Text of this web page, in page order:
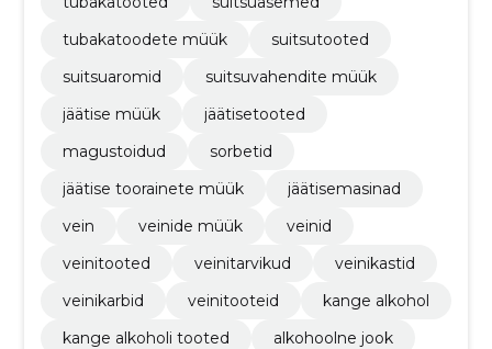
tubakatoodete müük
suitsutooted
suitsuaromid
suitsuvahendite müük
jäätise müük
jäätisetooted
magustoidud
sorbetid
jäätise toorainete müük
jäätisemasinad
vein
veinide müük
veinid
veinitooted
veinitarvikud
veinikastid
veinikarbid
veinitooteid
kange alkohol
kange alkoholi tooted
alkohoolne jook